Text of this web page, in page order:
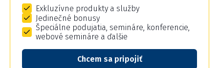
Exkluzívne produkty a služby
Jedinečné bonusy
Špeciálne podujatia, semináre, konferencie,
webové semináre a ďalšie
Chcem sa pripojiť